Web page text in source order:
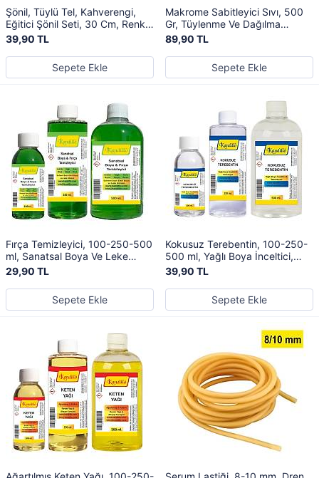
Şönil, Tüylü Tel, Kahverengi,
Eğitici Şönil Seti, 30 Cm, Renkli
Tel, 25 Adet, Peluş Çubuklar
39,90 TL
Sepete Ekle
Makrome Sabitleyici Sıvı, 500
Gr, Tüylenme Ve Dağılma
Önleyici Tutkal, Yapıştırıcı
89,90 TL
Sepete Ekle
Fırça Temizleyici, 100-250-500
ml, Sanatsal Boya Ve Leke
Sökücü, Yağlı Ve Akrilik Boya
Temizleyici
29,90 TL
Sepete Ekle
Kokusuz Terebentin, 100-250-
500 ml, Yağlı Boya İnceltici,
Temizleyici, Oil Paint Thinner
39,90 TL
Sepete Ekle